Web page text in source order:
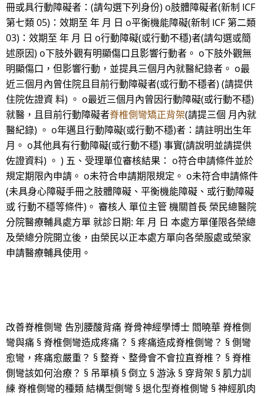
冊或具行動障礙者：(請勾選下列身份) o肢體障礙者(新制 ICF
第七類 05)：效期至 年 月 日 o平衡機能障礙(新制 ICF 第二類
03)：效期至 年 月 日 o行動障礙(或行動不穩)者(請勾選或簡
述原因) o下肢外觀有明顯傷口且影響行動者。 o下肢外觀無
明顯傷口，但影響行動，並提具三個月內就醫紀錄者。 o最
近三個月內曾住院且目前行動障礙者(或行動不穩者) (請提供
住院佐證資 料) 。 o最近三個月內曾因行動障礙(或行動不穩)
就醫，且目前行動障礙者脊椎側彎矯正背架(請提三個 月內就
醫紀錄) 。 o年邁且行動障礙(或行動不穩)者：請註明出生年
月。 o其他具有行動障礙(或行動不穩) 事實(請說明並請提供
佐證資料) 。 ) 五、受理單位審核結果： o符合申請條件並於
規定期限內申請。 o未符合申請期限規定。 o未符合申請條件
(未具身心障礙手冊之肢體障礙、平衡機能障礙、或行動障礙
或 行動不穩等條件)。 審核人 單位主管 機關首長 榮民總醫院
分院醫療輔具處方單 就診日期: 年 月 日 本處方單僅限各榮總
及榮總分院開立後，由榮民以正本處方單向各榮服處或榮家
申請醫療輔具使用。
改善脊椎側彎 告別腰酸背痛 脊骨神經學博士 閻曉華 脊椎側
彎與痛 § 脊椎側彎造成疼痛？ § 疼痛造成脊椎側彎？ § 側彎
愈彎，疼痛愈嚴重？ § 整脊、整骨會不會拉直脊椎？ § 脊椎
側彎該如何治療？ § 吊單槓 § 倒立 § 游泳 § 穿背架 § 肌力訓
練 脊椎側彎的種類 結構型側彎 § 退化型脊椎側彎 § 神經肌肉